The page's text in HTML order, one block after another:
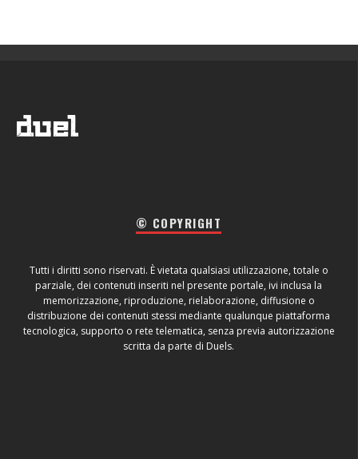
© COPYRIGHT
Tutti i diritti sono riservati. È vietata qualsiasi utilizzazione, totale o
parziale, dei contenuti inseriti nel presente portale, ivi inclusa la
memorizzazione, riproduzione, rielaborazione, diffusione o
distribuzione dei contenuti stessi mediante qualunque piattaforma
tecnologica, supporto o rete telematica, senza previa autorizzazione
scritta da parte di Duels.